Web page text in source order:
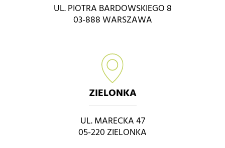
UL. PIOTRA BARDOWSKIEGO 8
03-888 WARSZAWA
ZIELONKA
UL. MARECKA 47
05-220 ZIELONKA